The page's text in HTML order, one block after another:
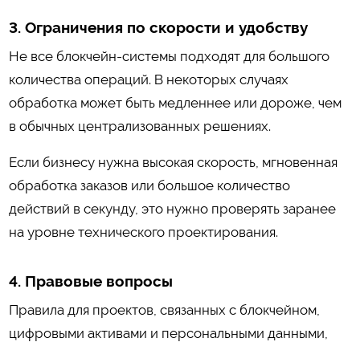
3. Ограничения по скорости и удобству
Не все блокчейн-системы подходят для большого
количества операций. В некоторых случаях
обработка может быть медленнее или дороже, чем
в обычных централизованных решениях.
Если бизнесу нужна высокая скорость, мгновенная
обработка заказов или большое количество
действий в секунду, это нужно проверять заранее
на уровне технического проектирования.
4. Правовые вопросы
Правила для проектов, связанных с блокчейном,
цифровыми активами и персональными данными,